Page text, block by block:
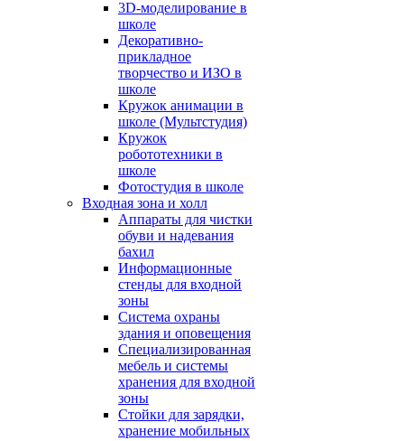
3D-моделирование в
школе
Декоративно-
прикладное
творчество и ИЗО в
школе
Кружок анимации в
школе (Мультстудия)
Кружок
робототехники в
школе
Фотостудия в школе
Входная зона и холл
Аппараты для чистки
обуви и надевания
бахил
Информационные
стенды для входной
зоны
Система охраны
здания и оповещения
Специализированная
мебель и системы
хранения для входной
зоны
Стойки для зарядки,
хранение мобильных